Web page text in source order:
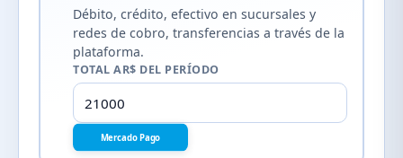
Débito, crédito, efectivo en sucursales y
redes de cobro, transferencias a través de la
plataforma.
TOTAL AR$ DEL PERÍODO
Mercado Pago